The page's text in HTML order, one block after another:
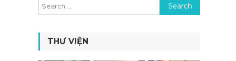
Search for:
THƯ VIỆN